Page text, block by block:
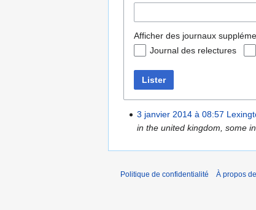
Afficher des journaux
Journal des relectures
Lister
3 janvier 2014 à 08:57
in the united kingdom, some
Politique de confidentialité À propos